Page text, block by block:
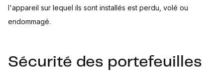
l'appareil sur lequel ils sont installés est perdu, volé ou
endommagé.
Sécurité des portefeuilles